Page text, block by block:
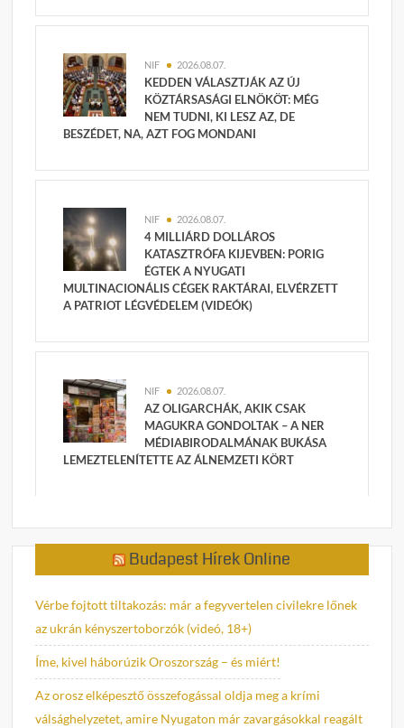
NIF 2026.08.07.
KEDDEN VÁLASZTJÁK AZ ÚJ
KÖZTÁRSASÁGI ELNÖKÖT: MÉG
NEM TUDNI, KI LESZ AZ, DE
BESZÉDET, NA, AZT FOG MONDANI
NIF 2026.08.07.
4 MILLIÁRD DOLLÁROS
KATASZTRÓFA KIJEVBEN: PORIG
ÉGTEK A NYUGATI
MULTINACIONÁLIS CÉGEK RAKTÁRAI, ELVÉRZETT
A PATRIOT LÉGVÉDELEM (VIDEÓK)
NIF 2026.08.07.
AZ OLIGARCHÁK, AKIK CSAK
MAGUKRA GONDOLTAK – A NER
MÉDIABIRODALMÁNAK BUKÁSA
LEMEZTELENÍTETTE AZ ÁLNEMZETI KÖRT
Budapest Hírek Online
Vérbe fojtott tiltakozás: már a fegyvertelen civilekre lőnek
az ukrán kényszertoborzók (videó, 18+)
Íme, kivel háborúzik Oroszország – és miért!
Az orosz elképesztő összefogással oldja meg a krími
válsághelyzetet, amire Nyugaton már zavargásokkal reagált